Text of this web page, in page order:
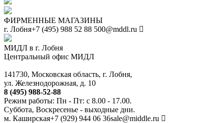
ФИРМЕННЫЕ МАГАЗИНЫ
г. Лобня+7 (495) 988 52 88 500@mddl.ru
МИДЛ в г. Лобня
Центральный офис МИДЛ
141730, Московская область, г. Лобня,
ул. Железнодорожная, д. 10
8 (495) 988-52-88
Режим работы: Пн - Пт: с 8.00 - 17.00.
Суббота, Воскресенье - выходные дни.
м. Каширская+7 (929) 944 06 36sale@middle.ru